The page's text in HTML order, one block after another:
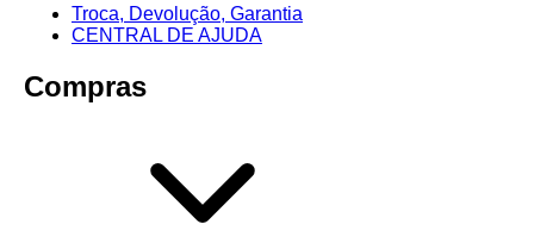
Troca, Devolução, Garantia
CENTRAL DE AJUDA
Compras